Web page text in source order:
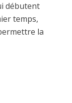
débutent
temps,
la